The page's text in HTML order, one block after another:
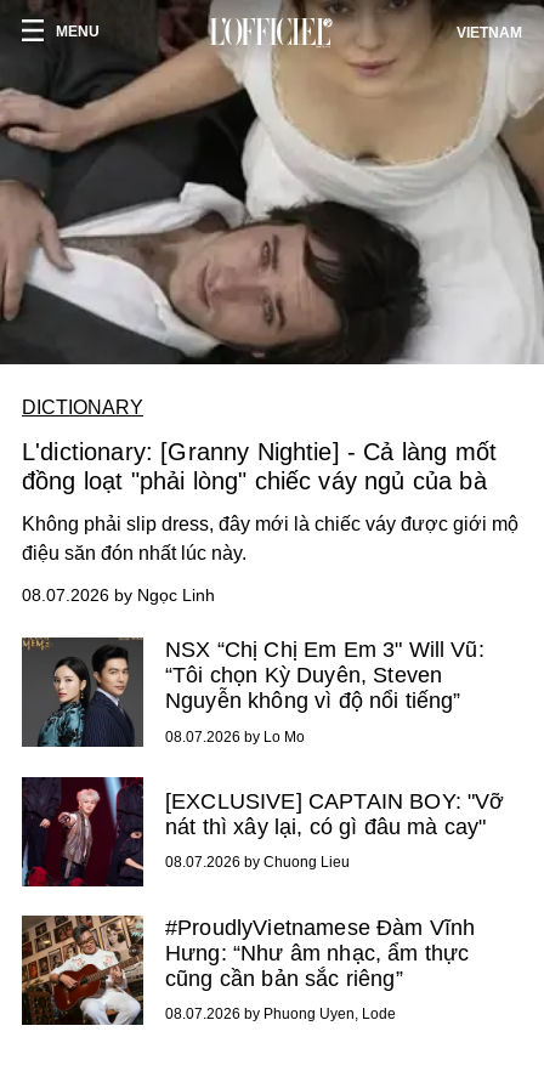
MENU VIETNAM
DICTIONARY
L'dictionary: [Granny Nightie] - Cả làng mốt
đồng loạt "phải lòng" chiếc váy ngủ của bà
Không phải slip dress, đây mới là chiếc váy được giới mộ
điệu săn đón nhất lúc này.
08.07.2026 by Ngọc Linh
NSX “Chị Chị Em Em 3" Will Vũ:
“Tôi chọn Kỳ Duyên, Steven
Nguyễn không vì độ nổi tiếng”
08.07.2026 by Lo Mo
[EXCLUSIVE] CAPTAIN BOY: "Vỡ
nát thì xây lại, có gì đâu mà cay"
08.07.2026 by Chuong Lieu
#ProudlyVietnamese Đàm Vĩnh
Hưng: “Như âm nhạc, ẩm thực
cũng cần bản sắc riêng”
08.07.2026 by Phuong Uyen, Lode